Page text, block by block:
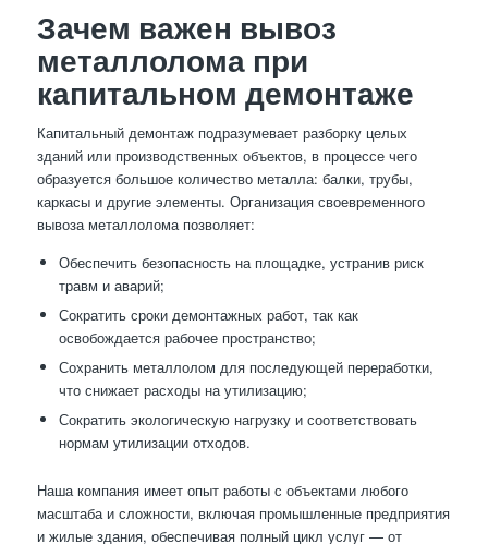
Зачем важен вывоз
металлолома при
капитальном демонтаже
Капитальный демонтаж подразумевает разборку целых
зданий или производственных объектов, в процессе чего
образуется большое количество металла: балки, трубы,
каркасы и другие элементы. Организация своевременного
вывоза металлолома позволяет:
Обеспечить безопасность на площадке, устранив риск
травм и аварий;
Сократить сроки демонтажных работ, так как
освобождается рабочее пространство;
Сохранить металлолом для последующей переработки,
что снижает расходы на утилизацию;
Сократить экологическую нагрузку и соответствовать
нормам утилизации отходов.
Наша компания имеет опыт работы с объектами любого
масштаба и сложности, включая промышленные предприятия
и жилые здания, обеспечивая полный цикл услуг — от